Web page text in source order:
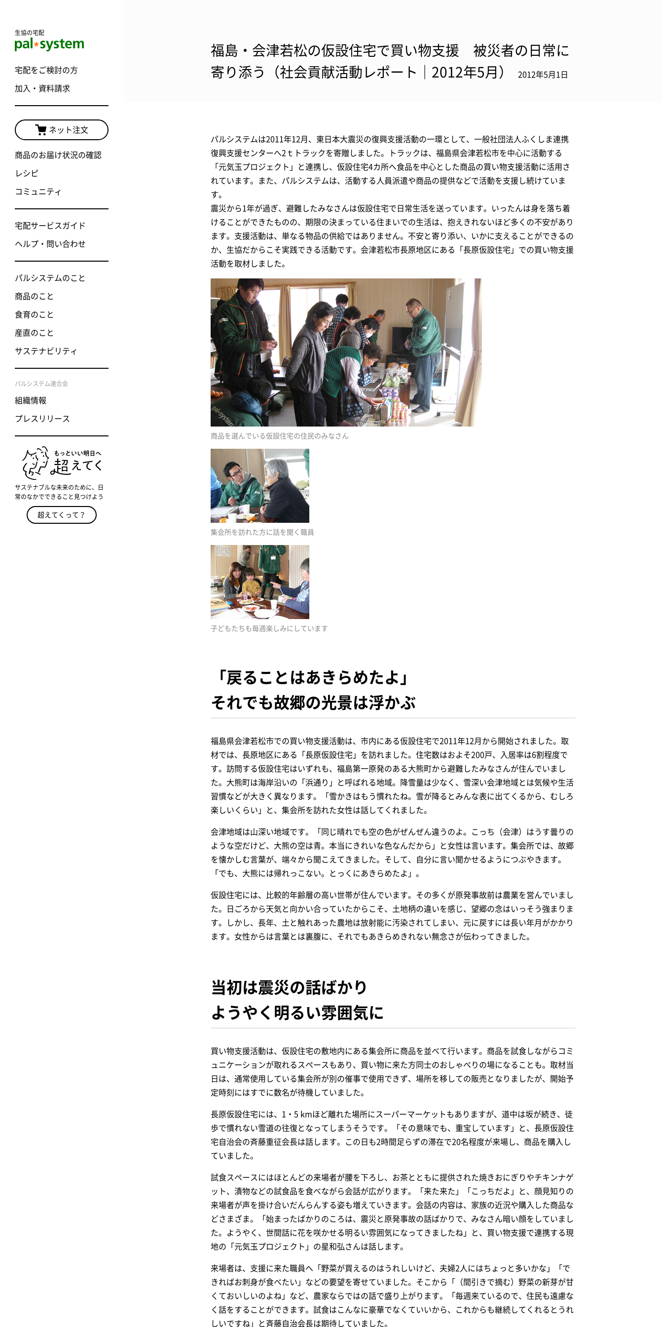
生協の宅配
宅配をご検討の方
加入・資料請求
ネット注文
商品のお届け状況の確認
レシピ
コミュニティ
宅配サービスガイド
ヘルプ・問い合わせ
パルシステムのこと
商品のこと
食育のこと
産直のこと
サステナビリティ
パルシステム連合会
組織情報
プレスリリース
サステナブルな未来のために、日
常のなかでできること見つけよう
超えてくって？
福島・会津若松の仮設住宅で買い物支援 被災者の日常に
寄り添う（社会貢献活動レポート｜2012年5月）
2012年5月1日
パルシステムは2011年12月、東日本大震災の復興支援活動の一環として、一般社団法人ふくしま連携
復興支援センターへ2ｔトラックを寄贈しました。トラックは、福島県会津若松市を中心に活動する
「元気玉プロジェクト」と連携し、仮設住宅4カ所へ食品を中心とした商品の買い物支援活動に活用さ
れています。また、パルシステムは、活動する人員派遣や商品の提供などで活動を支援し続けていま
す。
震災から1年が過ぎ、避難したみなさんは仮設住宅で日常生活を送っています。いったんは身を落ち着
けることができたものの、期限の決まっている住まいでの生活は、抱えきれないほど多くの不安があり
ます。支援活動は、単なる物品の供給ではありません。不安と寄り添い、いかに支えることができるの
か、生協だからこそ実践できる活動です。会津若松市長原地区にある「長原仮設住宅」での買い物支援
活動を取材しました。
商品を選んでいる仮設住宅の住民のみなさん
集会所を訪れた方に話を聞く職員
子どもたちも毎週楽しみにしています
「戻ることはあきらめたよ」
それでも故郷の光景は浮かぶ
福島県会津若松市での買い物支援活動は、市内にある仮設住宅で2011年12月から開始されました。取
材では、長原地区にある「長原仮設住宅」を訪れました。住宅数はおよそ200戸、入居率は6割程度で
す。訪問する仮設住宅はいずれも、福島第一原発のある大熊町から避難したみなさんが住んでいまし
た。大熊町は海岸沿いの「浜通り」と呼ばれる地域。降雪量は少なく、雪深い会津地域とは気候や生活
習慣などが大きく異なります。「雪かきはもう慣れたね。雪が降るとみんな表に出てくるから、むしろ
楽しいくらい」と、集会所を訪れた女性は話してくれました。
会津地域は山深い地域です。「同じ晴れでも空の色がぜんぜん違うのよ。こっち（会津）はうす曇りの
ような空だけど、大熊の空は青。本当にきれいな色なんだから」と女性は言います。集会所では、故郷
を懐かしむ言葉が、端々から聞こえてきました。そして、自分に言い聞かせるようにつぶやきます。
「でも、大熊には帰れっこない。とっくにあきらめたよ」。
仮設住宅には、比較的年齢層の高い世帯が住んでいます。その多くが原発事故前は農業を営んでいまし
た。日ごろから天気と向かい合っていたからこそ、土地柄の違いを感じ、望郷の念はいっそう強まりま
す。しかし、長年、土と触れあった農地は放射能に汚染されてしまい、元に戻すには長い年月がかかり
ます。女性からは言葉とは裏腹に、それでもあきらめきれない無念さが伝わってきました。
当初は震災の話ばかり
ようやく明るい雰囲気に
買い物支援活動は、仮設住宅の敷地内にある集会所に商品を並べて行います。商品を試食しながらコミ
ュニケーションが取れるスペースもあり、買い物に来た方同士のおしゃべりの場になることも。取材当
日は、通常使用している集会所が別の催事で使用できず、場所を移しての販売となりましたが、開始予
定時刻にはすでに数名が待機していました。
長原仮設住宅には、1・5 kmほど離れた場所にスーパーマーケットもありますが、道中は坂が続き、徒
歩で慣れない雪道の往復となってしまうそうです。「その意味でも、重宝しています」と、長原仮設住
宅自治会の斉藤重征会長は話します。この日も2時間足らずの滞在で20名程度が来場し、商品を購入し
ていました。
試食スペースにはほとんどの来場者が腰を下ろし、お茶とともに提供された焼きおにぎりやチキンナゲ
ット、漬物などの試食品を食べながら会話が広がります。「来た来た」「こっちだよ」と、顔見知りの
来場者が声を掛け合いだんらんする姿も増えていきます。会話の内容は、家族の近況や購入した商品な
どさまざま。「始まったばかりのころは、震災と原発事故の話ばかりで、みなさん暗い顔をしていまし
た。ようやく、世間話に花を咲かせる明るい雰囲気になってきましたね」と、買い物支援で連携する現
地の「元気玉プロジェクト」の星和弘さんは話します。
来場者は、支援に来た職員へ「野菜が買えるのはうれしいけど、夫婦2人にはちょっと多いかな」「で
きればお刺身が食べたい」などの要望を寄せていました。そこから「（間引きで摘む）野菜の新芽が甘
くておいしいのよね」など、農家ならではの話で盛り上がります。「毎週来ているので、住民も遠慮な
く話をすることができます。試食はこんなに豪華でなくていいから、これからも継続してくれるとうれ
しいですね」と斉藤自治会長は期待していました。